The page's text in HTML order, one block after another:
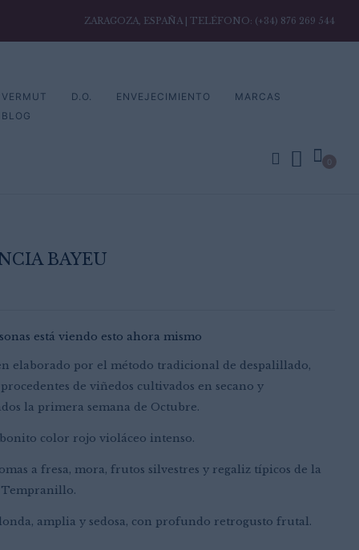
ZARAGOZA, ESPAÑA | TELÉFONO: (+34) 876 269 544
VERMUT D.O. ENVEJECIMIENTO
MARCAS
BLOG
0
BAYEU
está viendo esto ahora mismo
elaborado por el método tradicional de despalillado,
de viñedos cultivados en secano y
la primera semana de Octubre.
color rojo violáceo intenso.
a fresa, mora, frutos silvestres y regaliz típicos de la
amplia y sedosa, con profundo retrogusto frutal.
no será publicada.
electrónico y web en este navegador para la próxima